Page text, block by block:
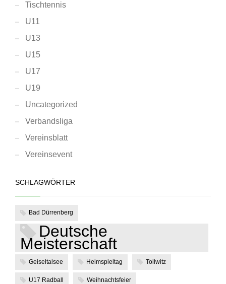
Tischtennis
U11
U13
U15
U17
U19
Uncategorized
Verbandsliga
Vereinsblatt
Vereinsevent
SCHLAGWÖRTER
Bad Dürrenberg
Deutsche
Meisterschaft
Geiseltalsee Heimspieltag Tollwitz
U17 Radball Weihnachtsfeier